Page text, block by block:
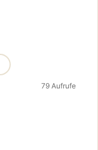
79 Aufrufe